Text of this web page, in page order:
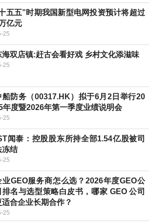
五五”时期我国新型电网投资预计将超过
亿元
25
海双店镇:赶古会看好戏 乡村文化添滋味
25
船防务（00317.HK）拟于6月2日举行20
年度暨2026年第一季度业绩说明会
25
闻泰：控股股东所持全部1.54亿股被司
冻结
25
业GEO服务商怎么选？2026年度GEO公
排名与选型策略白皮书，哪家 GEO 公司
适合企业长期合作？
25